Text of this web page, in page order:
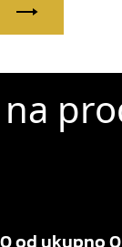
od ukupno